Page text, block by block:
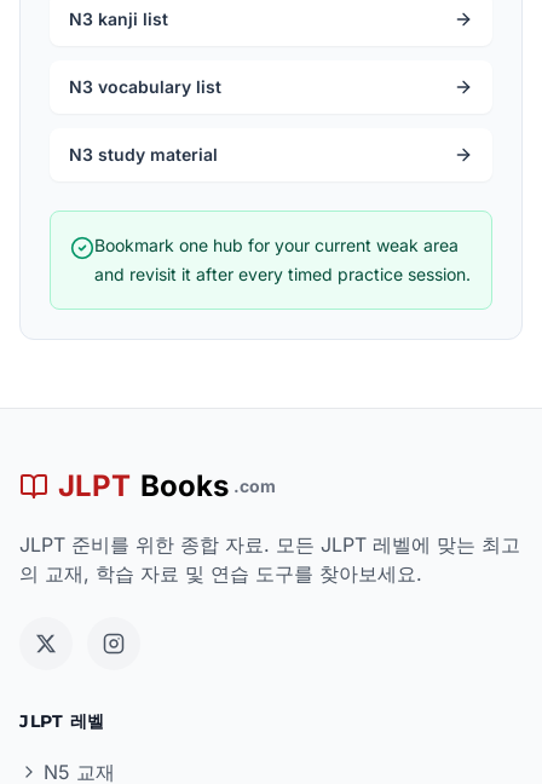
N3 kanji list
N3 vocabulary list
N3 study material
Bookmark one hub for your current weak area
and revisit it after every timed practice session.
JLPT Books .com
JLPT 준비를 위한 종합 자료. 모든 JLPT 레벨에 맞는 최고
의 교재, 학습 자료 및 연습 도구를 찾아보세요.
JLPT 레벨
N5 교재